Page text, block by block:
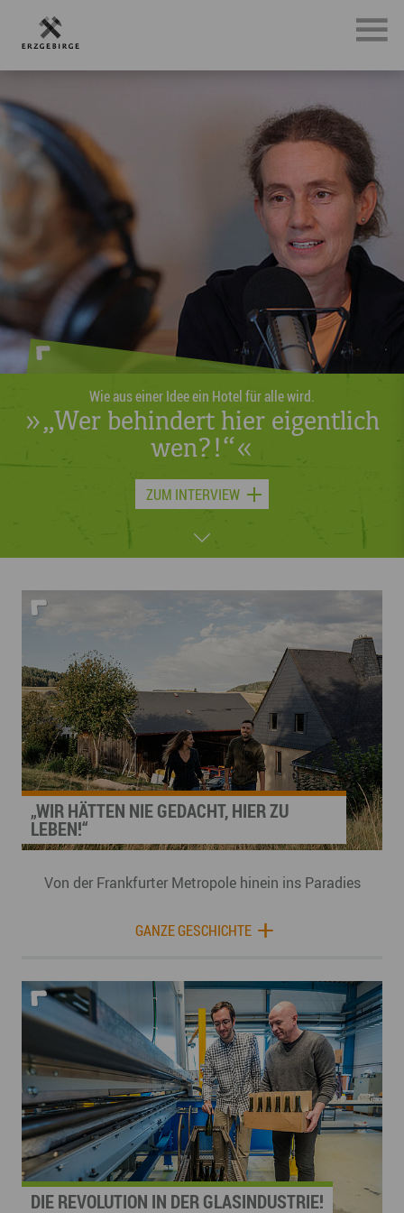
Wie aus einer Idee ein Hotel für
»„Wer behindert hier
„WIR HÄTTEN NIE GEDACHT, HIER ZU
LEBEN!“
Von der Frankfurter Metropole hinein ins Paradies
GANZE GESCHICHTE
DIE REVOLUTION IN DER GLASINDUSTRIE!